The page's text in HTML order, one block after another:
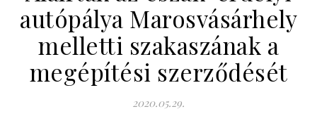
autópálya Marosvásárhely
melletti szakaszának a
megépítési szerződését
2020.05.29.